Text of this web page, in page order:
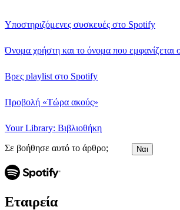
Υποστηριζόμενες συσκευές στο Spotify
Όνομα χρήστη και το όνομα που εμφανίζεται
Βρες playlist στο Spotify
Προβολή «Τώρα ακούς»
Your Library: Βιβλιοθήκη
Σε βοήθησε αυτό το άρθρο; Ναι
Εταιρεία